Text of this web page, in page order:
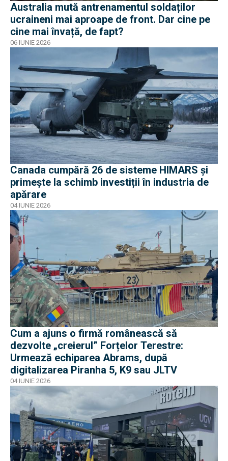
Australia mută antrenamentul soldaților
ucraineni mai aproape de front. Dar cine pe
cine mai învață, de fapt?
06 IUNIE 2026
Canada cumpără 26 de sisteme HIMARS și
primește la schimb investiții în industria de
apărare
04 IUNIE 2026
Cum a ajuns o firmă românească să
dezvolte „creierul” Forțelor Terestre:
Urmează echiparea Abrams, după
digitalizarea Piranha 5, K9 sau JLTV
04 IUNIE 2026